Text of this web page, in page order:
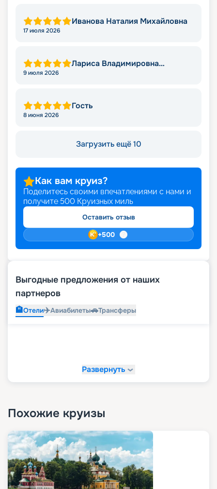
Иванова Наталия Михайловна
17 июля 2026
Лариса Владимировна
9 июля 2026
Гость
8 июня 2026
Загрузить ещё 10
Как вам круиз?
Поделитесь своими впечатлениями с нами и
получите 500 Круизных миль
Оставить отзыв
+500
Выгодные предложения от наших
партнеров
🏨Отели✈️Авиабилеты🚗Трансферы
Развернуть
Похожие круизы